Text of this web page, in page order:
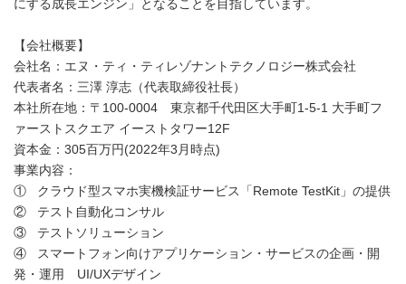
にする成⻑エンジン」となることを⽬指しています。
【会社概要】
会社名：エヌ・ティ・ティレゾナントテクノロジー株式会社
代表者名：三澤 淳志（代表取締役社長）
本社所在地：〒100-0004 東京都千代田区大手町1-5-1 大手町フ
ァーストスクエア イーストタワー12F
資本金：305百万円(2022年3月時点)
事業内容：
① クラウド型スマホ実機検証サービス「Remote TestKit」の提供
② テスト自動化コンサル
③ テストソリューション
④ スマートフォン向けアプリケーション・サービスの企画・開
発・運用 UI/UXデザイン